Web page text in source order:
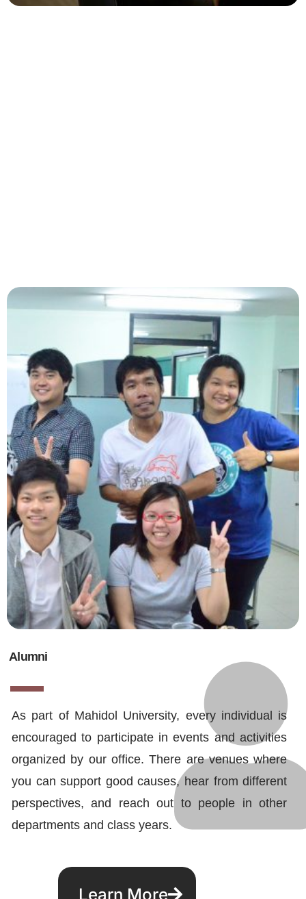
Alumni
As part of Mahidol University, every individual is
encouraged to participate in events and activities
organized by our office. There are venues where
you can support good causes, hear from different
perspectives, and reach out to people in other
departments and class years.
Learn More